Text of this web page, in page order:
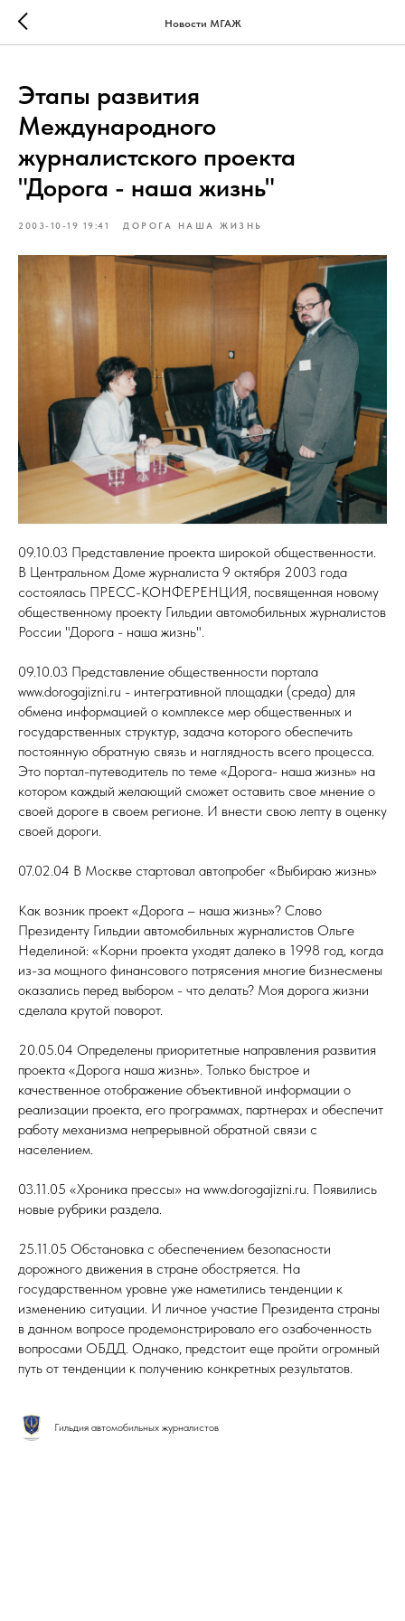
Новости МГАЖ
Этапы развития
Международного
журналистского проекта
"Дорога - наша жизнь"
2003-10-19 19:41 ДОРОГА НАША ЖИЗНЬ
09.10.03 Представление проекта широкой общественности.
В Центральном Доме журналиста 9 октября 2003 года
состоялась ПРЕСС-КОНФЕРЕНЦИЯ, посвященная новому
общественному проекту Гильдии автомобильных журналистов
России "Дорога - наша жизнь".
09.10.03 Представление общественности портала
www.dorogajizni.ru - интегративной площадки (среда) для
обмена информацией о комплексе мер общественных и
государственных структур, задача которого обеспечить
постоянную обратную связь и наглядность всего процесса.
Это портал-путеводитель по теме «Дорога- наша жизнь» на
котором каждый желающий сможет оставить свое мнение о
своей дороге в своем регионе. И внести свою лепту в оценку
своей дороги.
07.02.04 В Москве стартовал автопробег «Выбираю жизнь»
Как возник проект «Дорога – наша жизнь»? Слово
Президенту Гильдии автомобильных журналистов Ольге
Неделиной: «Корни проекта уходят далеко в 1998 год, когда
из-за мощного финансового потрясения многие бизнесмены
оказались перед выбором - что делать? Моя дорога жизни
сделала крутой поворот.
20.05.04 Определены приоритетные направления развития
проекта «Дорога наша жизнь». Только быстрое и
качественное отображение объективной информации о
реализации проекта, его программах, партнерах и обеспечит
работу механизма непрерывной обратной связи с
населением.
03.11.05 «Хроника прессы» на www.dorogajizni.ru. Появились
новые рубрики раздела.
25.11.05 Обстановка с обеспечением безопасности
дорожного движения в стране обостряется. На
государственном уровне уже наметились тенденции к
изменению ситуации. И личное участие Президента страны
в данном вопросе продемонстрировало его озабоченность
вопросами ОБДД. Однако, предстоит еще пройти огромный
путь от тенденции к получению конкретных результатов.
Гильдия автомобильных журналистов